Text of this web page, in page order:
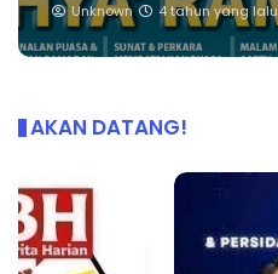
Unknown 4 tahun yang lalu
AKAN DATANG!